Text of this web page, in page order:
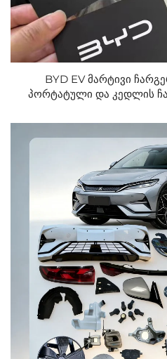
BYD EV მარტივი
პორტატული და კედლის